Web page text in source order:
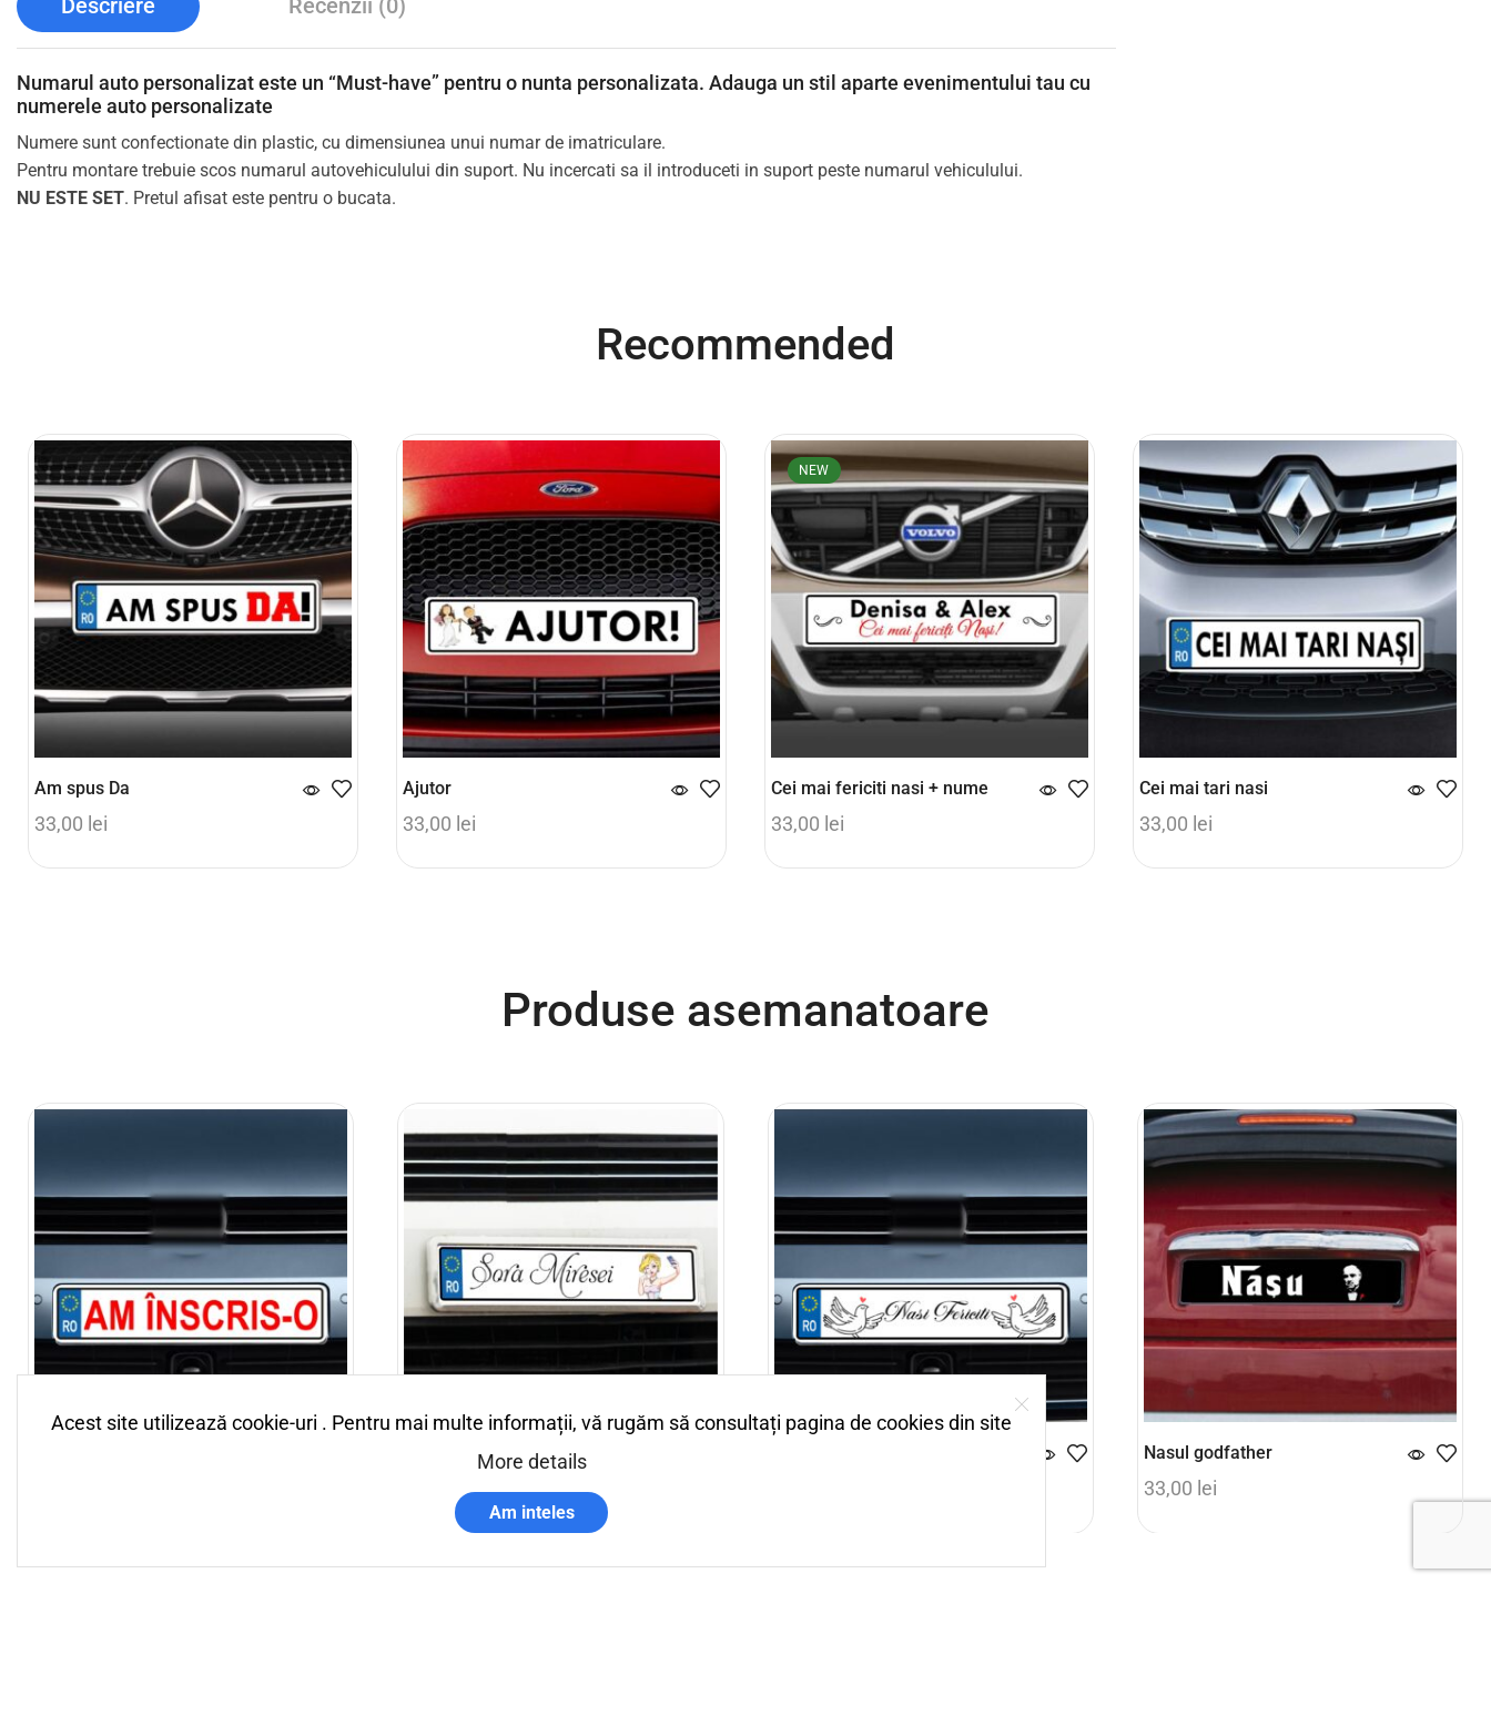
Descriere Recenzii (0)
Numarul auto personalizat este un “Must-have” pentru o nunta personalizata. Adauga un stil aparte evenimentului tau cu
numerele auto personalizate
Numere sunt confectionate din plastic, cu dimensiunea unui numar de imatriculare.
Pentru montare trebuie scos numarul autovehiculului din suport. Nu incercati sa il introduceti in suport peste numarul vehiculului.
NU ESTE SET. Pretul afisat este pentru o bucata.
Recommended
Am spus Da
33,00 lei
Adaugă în coș
Ajutor
33,00 lei
Adaugă în coș
NEW
Cei mai fericiti nasi + nume
33,00 lei
Select options
Cei mai tari nasi
33,00 lei
Adaugă în coș
Produse asemanatoare
Sora Miresei selfie
lei
Adaugă în coș
Nasul godfather
33,00 lei
Adaugă în coș
Acest site utilizează cookie-uri . Pentru mai multe informații, vă rugăm să consultați pagina de cookies din site
More details
Am inteles